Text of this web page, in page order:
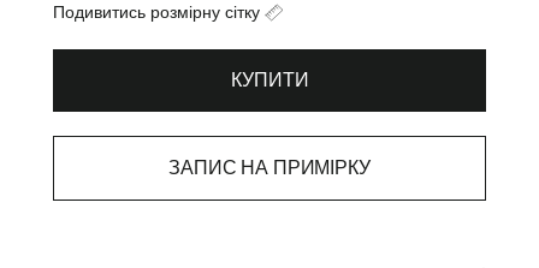
Подивитись розмірну сітку
КУПИТИ
ЗАПИС НА ПРИМІРКУ